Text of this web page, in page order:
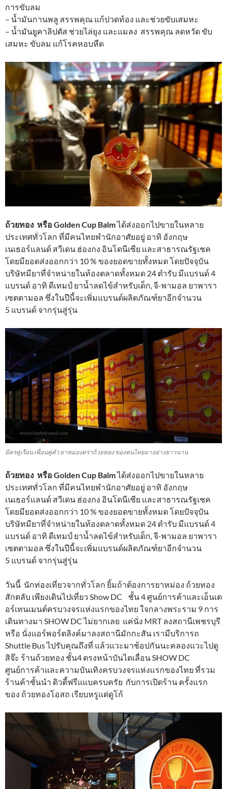
การขับลม
– น้ำมันกานพลู สรรพคุณ แก้ปวดท้อง และช่วยขับเสมหะ
– น้ำมันยูคาลิปตัส ช่วยไล่ยุง และแมลง สรรพคุณ ลดหวัด ขับ
เสมหะ ขับลม แก้โรคหอบหืด
ถ้วยทอง หรือ Golden Cup Balmได้ส่งออกไปขายในหลาย
ประเทศทั่วโลก ที่มีคนไทยพำนักอาศัยอยู่ อาทิ อังกฤษ
เนเธอร์แลนด์ สวีเดน ฮ่องกง อินโดนีเซีย และสาธารณรัฐเชค
โดยมียอดส่งออกกว่า 10 % ของยอดขายทั้งหมด โดยปัจจุบัน
บริษัทมียาที่จำหน่ายในท้องตลาดทั้งหมด 24 ตำรับ มีแบรนด์ 4
แบรนด์ อาทิ ดีเทมป์ ยาน้ำลดไข้สำหรับเด็ก, จี-พามอล ยาพารา
เซตตามอล ซึ่งในปีนี้จะเพิ่มแบรนด์ผลิตภัณฑ์ยาอีกจำนวน
5 แบรนด์ จากรุ่นสู่รุ่น
มิตรคู่เรือน เพื่อนคู่ตัว ยาหม่องตราถ้วยทอง ของคนไทยมาอย่างยาวนาน
ถ้วยทอง หรือ Golden Cup Balmได้ส่งออกไปขายในหลาย
ประเทศทั่วโลก ที่มีคนไทยพำนักอาศัยอยู่ อาทิ อังกฤษ
เนเธอร์แลนด์ สวีเดน ฮ่องกง อินโดนีเซีย และสาธารณรัฐเชค
โดยมียอดส่งออกกว่า 10 % ของยอดขายทั้งหมด โดยปัจจุบัน
บริษัทมียาที่จำหน่ายในท้องตลาดทั้งหมด 24 ตำรับ มีแบรนด์ 4
แบรนด์ อาทิ ดีเทมป์ ยาน้ำลดไข้สำหรับเด็ก, จี-พามอล ยาพารา
เซตตามอล ซึ่งในปีนี้จะเพิ่มแบรนด์ผลิตภัณฑ์ยาอีกจำนวน
5 แบรนด์ จากรุ่นสู่รุ่น
วันนี้ นักท่องเที่ยวจากทั่วโลก ยิ้มถ้าต้องการยาหม่อง ถ้วยทอง
สักตลับ เพียงเดินไปเที่ยว Show DC ชั้น 4 ศูนย์การค้าและเอ็นเต
อร์เทนเมนต์ครบวงจรแห่งแรกของไทย ใจกลางพระราม 9 การ
เดินทางมา SHOW DC ไม่ยากเลย แค่นั่ง MRT ลงสถานีเพชรบุรี
หรือ นั่งแอร์พอร์ตลิงค์มาลงสถานีมักกะสัน เรามีบริการถ
Shuttle Bus ไปรับคุณถึงที่ แล้วแวะมาช้อปกันนะคลองแวะไปดู
สิจ๊ะ ร้านถ้วยทอง ชั้น4 ตรงหน้าบันไดเลื่อน SHOW DC
ศูนย์การค้าและความบันเทิงครบวงจรแห่งแรกของไทย ที่รวม
ร้านค้าชั้นนำ ดิวตี้ฟรีแแบครบครัย กับการเปิดร้าน ครั้งแรก
ของ ถ้วยทองโอสถ เรียบหรูแต่ดูโก้